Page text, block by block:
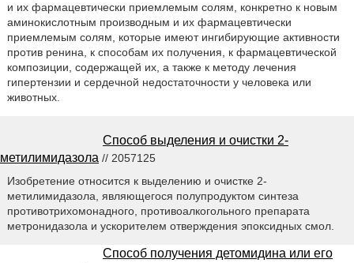
и их фармацевтически приемлемым солям, конкретно к новым
аминокислотным производным и их фармацевтически
приемлемым солям, которые имеют ингибирующие активности
против ренина, к способам их получения, к фармацевтической
композиции, содержащей их, а также к методу лечения
гипертензии и сердечной недостаточности у человека или
животных.
Способ выделения и очистки 2-
метилимидазола // 2057125
Изобретение относится к выделению и очистке 2-
метилимидазола, являющегося полупродуктом синтеза
противотрихомонадного, противоалкогольного препарата
метронидазола и ускорителем отверждения эпоксидных смол.
Способ получения детомидина или его